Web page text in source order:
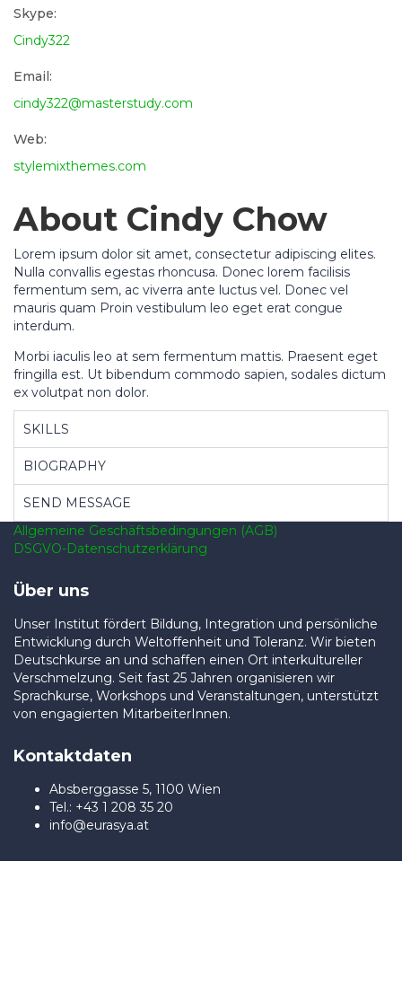
Skype:
Cindy322
Email:
cindy322@masterstudy.com
Web:
stylemixthemes.com
About Cindy Chow
Lorem ipsum dolor sit amet, consectetur adipiscing elites.
Nulla convallis egestas rhoncusa. Donec lorem facilisis
fermentum sem, ac viverra ante luctus vel. Donec vel
mauris quam Proin vestibulum leo eget erat congue
interdum.
Morbi iaculis leo at sem fermentum mattis. Praesent eget
fringilla est. Ut bibendum commodo sapien, sodales dictum
ex volutpat non dolor.
SKILLS
BIOGRAPHY
SEND MESSAGE
Allgemeine Geschäftsbedingungen (AGB)
DSGVO-Datenschutzerklärung
Über uns
Unser Institut fördert Bildung, Integration und persönliche
Entwicklung durch Weltoffenheit und Toleranz. Wir bieten
Deutschkurse an und schaffen einen Ort interkultureller
Verschmelzung. Seit fast 25 Jahren organisieren wir
Sprachkurse, Workshops und Veranstaltungen, unterstützt
von engagierten MitarbeiterInnen.
Kontaktdaten
Absberggasse 5, 1100 Wien
Tel.: +43 1 208 35 20
info@eurasya.at